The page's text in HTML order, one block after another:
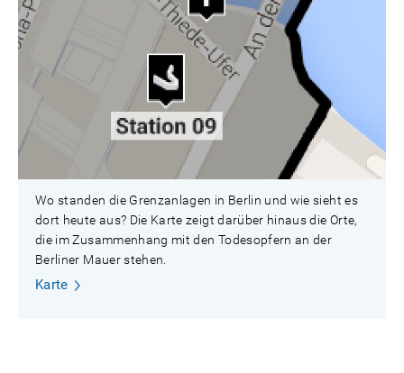
Wo standen die Grenzanlagen in Berlin und wie sieht es
dort heute aus? Die Karte zeigt darüber hinaus die Orte,
die im Zusammenhang mit den Todesopfern an der
Berliner Mauer stehen.
Karte